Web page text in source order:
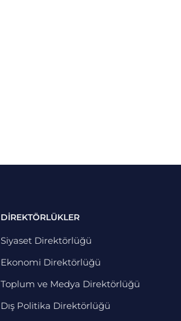
DİREKTÖRLÜKLER
Siyaset Direktörlüğü
Ekonomi Direktörlüğü
Toplum ve Medya Direktörlüğü
Dış Politika Direktörlüğü